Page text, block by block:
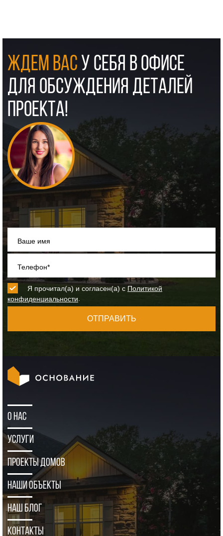
ЖДЕМ ВАС У СЕБЯ В ОФИСЕ
ДЛЯ ОБСУЖДЕНИЯ ДЕТАЛЕЙ
ПРОЕКТА!
Ваше имя
Телефон*
Я прочитал(а) и согласен(а) с Политикой
конфиденциальности.
ОТПРАВИТЬ
О нас
Услуги
Проекты домов
Наши объекты
Наш блог
Контакты